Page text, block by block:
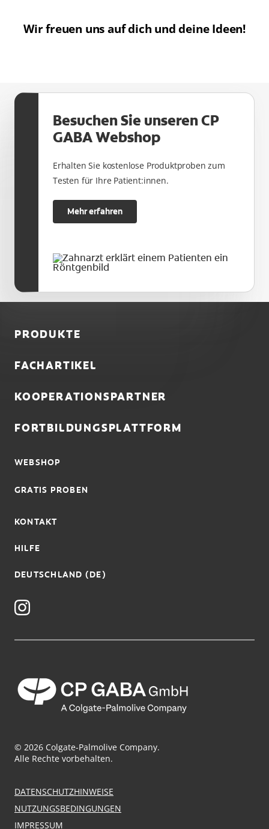
Wir freuen uns auf dich und deine Ideen!
Besuchen Sie unseren CP
GABA Webshop
Erhalten Sie kostenlose Produktproben zum
Testen für Ihre Patient:innen.
Mehr erfahren
PRODUKTE
FACHARTIKEL
KOOPERATIONSPARTNER
FORTBILDUNGSPLATTFORM
WEBSHOP
GRATIS PROBEN
KONTAKT
HILFE
DEUTSCHLAND (DE)
© 2026 Colgate-Palmolive Company.
Alle Rechte vorbehalten.
DATENSCHUTZHINWEISE
NUTZUNGSBEDINGUNGEN
IMPRESSUM